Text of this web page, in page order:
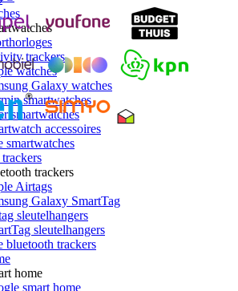
trackers
watches
Galaxy watches
smartwatches
smartwatches
accessoires
smartwatches
trackers
Airtags
Galaxy SmartTag
sleutelhangers
sleutelhangers
bluetooth trackers
home
smart home